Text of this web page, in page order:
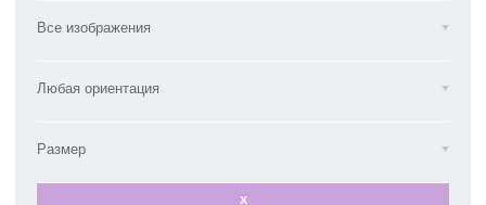
Все изображения
Любая ориентация
Размер
x